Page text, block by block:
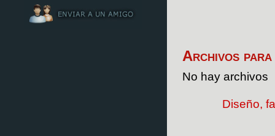
Archivos
No hay archivos
Diseño,